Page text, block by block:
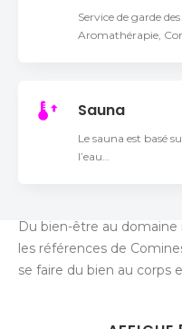
Service de garde
Aromathérapie,
Sauna
Le sauna est basé
l’eau…
Du bien-être au
les références de
se faire du bien au corps